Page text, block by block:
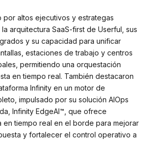
por altos ejecutivos y estrategas
arquitectura SaaS-first de Userful, sus
y su capacidad para unificar
estaciones de trabajo y centros
permitiendo una orquestación
en tiempo real. También destacaron
Infinity en un motor de
impulsado por su solución AIOps
Infinity EdgeAI™, que ofrece
en tiempo real en el borde para mejorar
y fortalecer el control operativo a